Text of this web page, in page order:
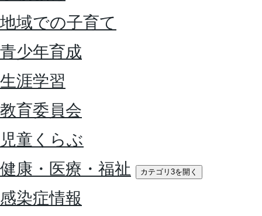
地域での子育て
青少年育成
生涯学習
教育委員会
児童くらぶ
健康・医療・福祉
カテゴリ3を開く
感染症情報